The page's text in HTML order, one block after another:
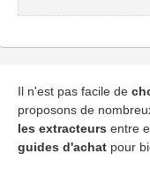
Il n'est pas facile de
proposons de
les extracteurs entre
guides d'achat pour